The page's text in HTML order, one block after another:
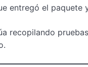
entregó el
recopilando